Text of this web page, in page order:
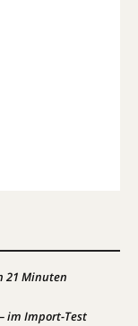
21 Minuten
im Import-Test